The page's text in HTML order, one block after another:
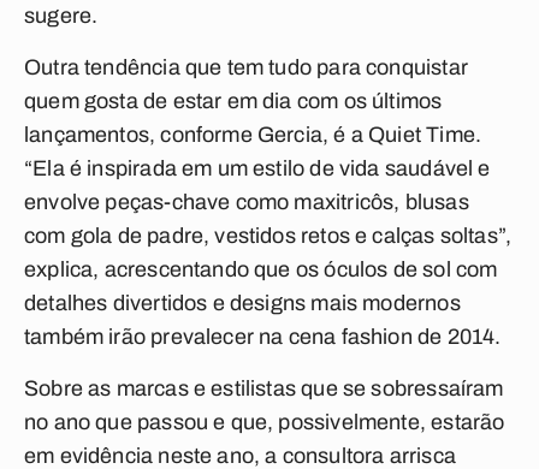
sugere.
Outra tendência que tem tudo para conquistar
quem gosta de estar em dia com os últimos
lançamentos, conforme Gercia, é a Quiet Time.
“Ela é inspirada em um estilo de vida saudável e
envolve peças-chave como maxitricôs, blusas
com gola de padre, vestidos retos e calças soltas”,
explica, acrescentando que os óculos de sol com
detalhes divertidos e designs mais modernos
também irão prevalecer na cena fashion de 2014.
Sobre as marcas e estilistas que se sobressaíram
no ano que passou e que, possivelmente, estarão
em evidência neste ano, a consultora arrisca